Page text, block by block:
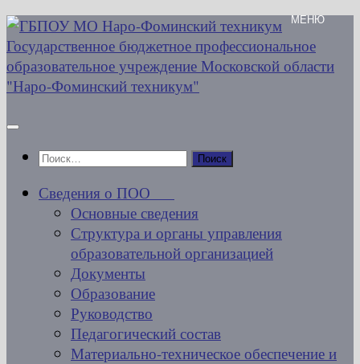
Перейти
к
содержимому
Найти:
Сведения о ПОО
Основные сведения
Структура и органы управления
образовательной организацией
Документы
Образование
Руководство
Педагогический состав
Материально-техническое обеспечение и